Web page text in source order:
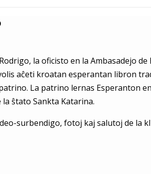
la oficisto en la Ambasadejo
aĉeti kroatan esperantan libron
La patrino lernas Esperanton
ŝtato Sankta Katarina.
surbendigo, fotoj kaj salutoj de la